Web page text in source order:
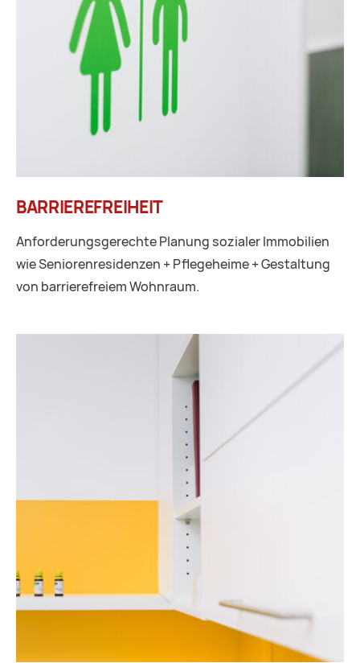
BARRIEREFREIHEIT
Anforderungsgerechte Planung sozialer Immobilien
wie Seniorenresidenzen + Pflegeheime + Gestaltung
von barrierefreiem Wohnraum.